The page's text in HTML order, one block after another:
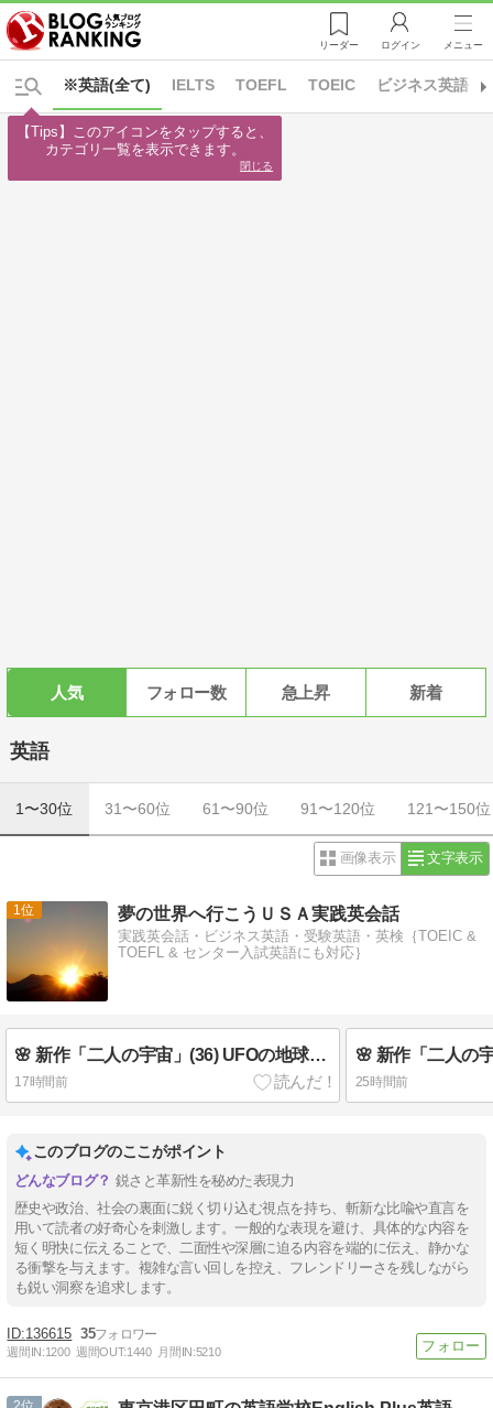
リーダー ログイン メニュー
※英語(全て) IELTS TOEFL TOEIC ビジネス英語
人気 フォロー数 急上昇 新着
英語
1〜30位 31〜60位 61〜90位 91〜120位 121〜150位
画像表示 文字表示
1 夢の世界へ行こうＵＳＡ実践英会話
実践英会話・ビジネス英語・受験英語・英検｛TOEIC &
TOEFL & センター入試英語にも対応｝
🌸 新作「二人の宇宙」(36) UFOの地球上核全廃計画 🍒 英検3分自己判定
17時間前 25時間前
このブログのここがポイント
鋭さと革新性を秘めた表現力
歴史や政治、社会の裏面に鋭く切り込む視点を持ち、斬新な比喩や直言を
用いて読者の好奇心を刺激します。一般的な表現を避け、具体的な内容を
短く明快に伝えることで、二面性や深層に迫る内容を端的に伝え、静かな
る衝撃を与えます。複雑な言い回しを控え、フレンドリーさを残しながら
も鋭い洞察を追求します。
136615 35
週間IN:1200 週間OUT:1440 月間IN:5210
【Tips】このアイコンをタップすると、
カテゴリ一覧を表示できます。
閉じる